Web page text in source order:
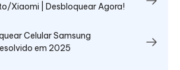
Xiaomi | Desbloquear Agora!
Celular Samsung
em 2025